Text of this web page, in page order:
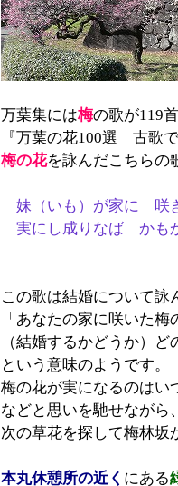
万葉集には梅の歌が119
『万葉の花100選 古歌
梅の花を詠んだこちらの
妹（いも）が家に 咲
実にし成りなば か
この歌は結婚について詠
「あなたの家に咲いた
（結婚するかどうか）
という意味のようです。
梅の花が実になるのはい
などと思いを馳せながら
次の草花を探して梅林坂
本丸休憩所の近く にある